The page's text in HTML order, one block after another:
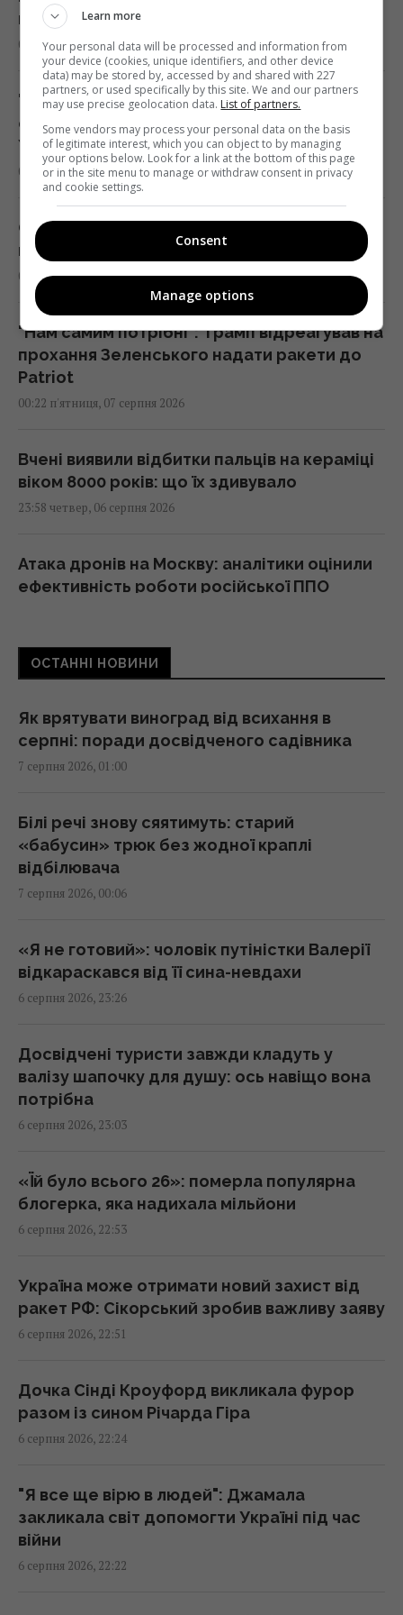
може допомогти
01:23 п'ятниця, 07 серпня 2026
"Достатньо, щоб вижити, а не перемогти":
ексчиновниця НАТО про надання ракет
Україні
01:19 п'ятниця, 07 серпня 2026
Одне налаштування, яке варто змінити всім
власникам нових телевізорів
00:25 п'ятниця, 07 серпня 2026
"Нам самим потрібні": Трамп відреагував на
прохання Зеленського надати ракети до
Patriot
00:22 п'ятниця, 07 серпня 2026
Вчені виявили відбитки пальців на кераміці
віком 8000 років: що їх здивувало
23:58 четвер, 06 серпня 2026
Атака дронів на Москву: аналітики оцінили
ефективність роботи російської ППО
Жінки з дипломами частіше обирають
дослідження
23:24 четвер, 06 серпня 2026
годинник, - Newsweek
23:07 четвер, 06 серпня 2026
Корецький анонсував збільшення
22:53 четвер, 06 серпня 2026
Міф зруйновано: скільки насправді можуть
22:12 четвер, 06 серпня 2026
Така зброя є лише у кількох країн:
Зеленський про створення української
22:00 четвер, 06 серпня 2026
"Динамо" здобуло важливу перемогу у
21:57 четвер, 06 серпня 2026
Анчоуси чи сардини: яка риба корисніша
В Україну може потрапити антидронова
ракета CM-70 з Канади, - ЗМІ
Чим Україна може знищувати "Іскандери":
експерти назвали єдиний реальний варіант
21:24 четвер, 06 серпня 2026
ОСТАННІ НОВИНИ
Як врятувати виноград від всихання в
серпні: поради досвідченого садівника
7 серпня 2026, 01:00
Білі речі знову сяятимуть: старий
«бабусин» трюк без жодної краплі
відбілювача
7 серпня 2026, 00:06
«Я не готовий»: чоловік путіністки Валерії
відкараскався від її сина-невдахи
6 серпня 2026, 23:26
Досвідчені туристи завжди кладуть у
валізу шапочку для душу: ось навіщо вона
потрібна
6 серпня 2026, 23:03
«Їй було всього 26»: померла популярна
блогерка, яка надихала мільйони
6 серпня 2026, 22:53
Україна може отримати новий захист від
ракет РФ: Сікорський зробив важливу заяву
6 серпня 2026, 22:51
Дочка Сінді Кроуфорд викликала фурор
разом із сином Річарда Гіра
6 серпня 2026, 22:24
"Я все ще вірю в людей": Джамала
закликала світ допомогти Україні під час
війни
6 серпня 2026, 22:22
Learn more
Your personal data will be processed and information from
your device (cookies, unique identifiers, and other device
data) may be stored by, accessed by and shared with 227
partners, or used specifically by this site. We and our partners
may use precise geolocation data. List of partners.
Some vendors may process your personal data on the basis
of legitimate interest, which you can object to by managing
your options below. Look for a link at the bottom of this page
or in the site menu to manage or withdraw consent in privacy
and cookie settings.
Consent
Manage options